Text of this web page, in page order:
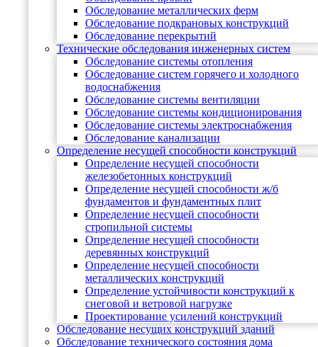
Обследование металлических ферм
Обследование подкрановых конструкций
Обследование перекрытий
Технические обследования инженерных систем
Обследование системы отопления
Обследование систем горячего и холодного
водоснабжения
Обследование системы вентиляции
Обследование системы кондиционирования
Обследование системы электроснабжения
Обследование канализации
Определение несущей способности конструкций
Определение несущей способности
железобетонных конструкций
Определение несущей способности ж/б
фундаментов и фундаментных плит
Определение несущей способности
стропильной системы
Определение несущей способности
деревянных конструкций
Определение несущей способности
металлических конструкций
Определение устойчивости конструкций к
снеговой и ветровой нагрузке
Проектирование усилений конструкций
Обследование несущих конструкций зданий
Обследование технического состояния дома